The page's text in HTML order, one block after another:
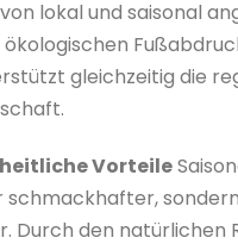
lokal und saisonal
gleichzeitig die
Vorteile
schmackhafter,
Durch den natürlichen